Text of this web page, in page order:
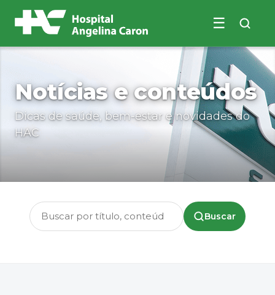
☰
Buscar no site
Notícias e conteúdos
Dicas de saúde, bem-estar e novidades do
HAC
Buscar